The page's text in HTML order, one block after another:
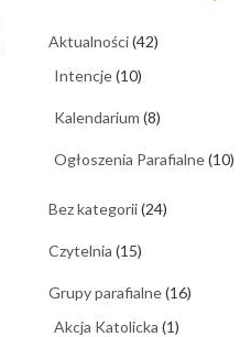
Aktualności(42)
Intencje(10)
Kalendarium (8)
Ogłoszenia Parafialne(10)
Bez kategorii(24)
Czytelnia (15)
Grupy parafialne(16)
Akcja Katolicka (1)